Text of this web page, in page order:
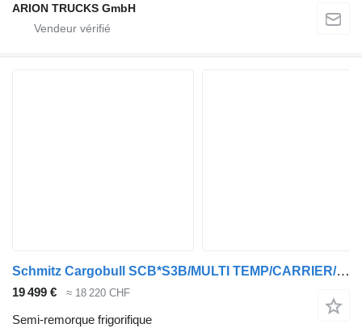
ARION TRUCKS GmbH
Schmitz Cargobull SCB*S3B/MULTI TEMP/CARRIER/Vector1550/LBW/4239h/
19 499 € ≈ 18 220 CHF
Semi-remorque frigorifique